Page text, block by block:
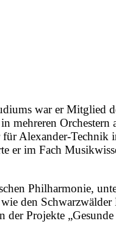
war er Mitglied
mehreren
Alexander-
er im Fach
Philharmonie,
den
Projekte